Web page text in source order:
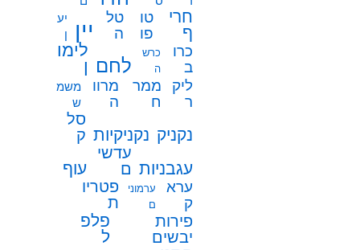
חרי
ף
טו
פו
טל
ה
יין
יע
ן
כרו
ב
כרש
ה
לחם
לימו
ן
ליק
ר
ממר
ח
מרוו
ה
משמ
ש
נקניק נקניקיות
סל
ק
עגבניות
עדשי
ם
עוף
ערא
ק
ערמוני
ם
פטריו
ת
פירות
יבשים
פלפ
ל